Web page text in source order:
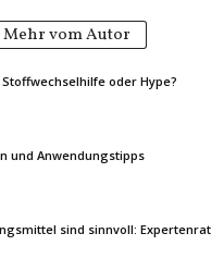
Mehr vom Autor
oder Hype?
und Anwendungstipps
sind sinnvoll: Expertenrat